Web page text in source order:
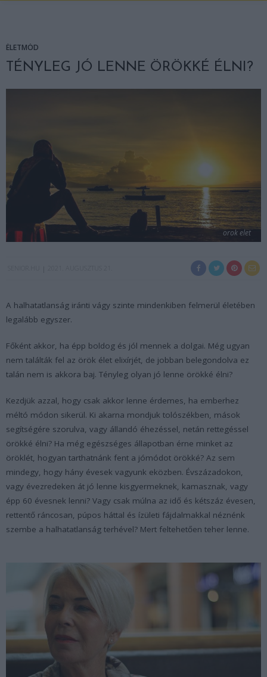
ÉLETMÓD
TÉNYLEG JÓ LENNE ÖRÖKKÉ ÉLNI?
orok elet
A halhatatlanság iránti vágy szinte mindenkiben felmerül életében
legalább egyszer.
Főként akkor, ha épp boldog és jól mennek a dolgai. Még ugyan
nem találták fel az örök élet elixírjét, de jobban belegondolva ez
talán nem is akkora baj. Tényleg olyan jó lenne örökké élni?
Kezdjük azzal, hogy csak akkor lenne érdemes, ha emberhez
méltó módon sikerül. Ki akarna mondjuk tolószékben, mások
segítségére szorulva, vagy állandó éhezéssel, netán rettegéssel
örökké élni? Ha még egészséges állapotban érne minket az
öröklét, hogyan tarthatnánk fent a jómódot örökké? Az sem
mindegy, hogy hány évesek vagyunk eközben. Évszázadokon,
vagy évezredeken át jó lenne kisgyermeknek, kamasznak, vagy
épp 60 évesnek lenni? Vagy csak múlna az idő és kétszáz évesen,
rettentő ráncosan, púpos háttal és ízületi fájdalmakkal néznénk
szembe a halhatatlanság terhével? Mert feltehetően teher lenne.